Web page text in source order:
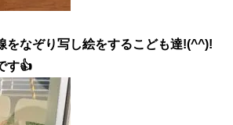
をなぞり写し絵をするこども達!(^^)!
す👍